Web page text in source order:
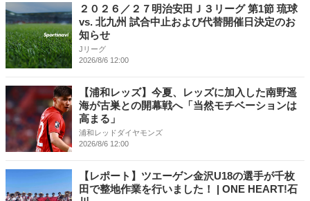
２０２６／２７明治安田Ｊ３リーグ 第1節 琉球
vs. 北九州 試合中止および代替開催日決定のお
知らせ
Jリーグ
2026/8/6 12:00
【浦和レッズ】今夏、レッズに加入した南野遥
海が古巣との開幕戦へ「当然モチベーションは
高まる」
浦和レッドダイヤモンズ
2026/8/6 12:00
【レポート】ツエーゲン金沢U18の選手が千枚
田で整地作業を行いました！ | ONE HEART!石